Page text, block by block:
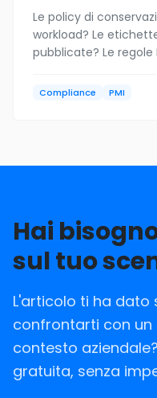
Le policy di
workload? Le
pubblicate? Le regole
gratuiti per scoprirlo.
Compliance PMI
Hai
sul tuo
L'articolo ti ha dato
confrontarti con
contesto
gratuita, senza